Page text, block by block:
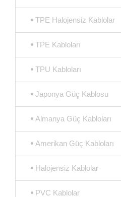
TPE Halojensiz Kablolar
TPE Kabloları
TPU Kabloları
Japonya Güç Kablosu
Almanya Güç Kabloları
Amerikan Güç Kabloları
Halojensiz Kablolar
PVC Kablolar